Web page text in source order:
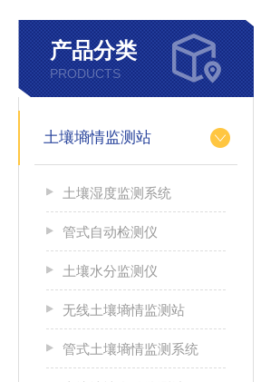
产品分类
PRODUCTS
土壤墒情监测站
土壤湿度监测系统
管式自动检测仪
土壤水分监测仪
无线土壤墒情监测站
管式土壤墒情监测系统